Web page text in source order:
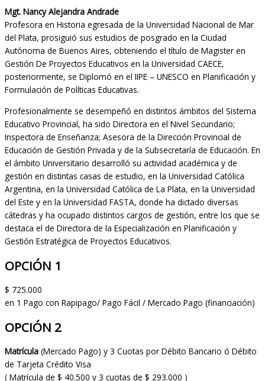
Mgt. Nancy Alejandra Andrade
Profesora en Historia egresada de la Universidad Nacional de Mar
del Plata, prosiguió sus estudios de posgrado en la Ciudad
Autónoma de Buenos Aires, obteniendo el título de Magister en
Gestión De Proyectos Educativos en la Universidad CAECE,
posteriormente, se Diplomó en el IIPE – UNESCO en Planificación y
Formulación de Políticas Educativas.
Profesionalmente se desempeñó en distintos ámbitos del Sistema
Educativo Provincial, ha sido Directora en el Nivel Secundario;
Inspectora de Enseñanza; Asesora de la Dirección Provincial de
Educación de Gestión Privada y de la Subsecretaría de Educación. En
el ámbito Universitario desarrolló su actividad académica y de
gestión en distintas casas de estudio, en la Universidad Católica
Argentina, en la Universidad Católica de La Plata, en la Universidad
del Este y en la Universidad FASTA, donde ha dictado diversas
cátedras y ha ocupado distintos cargos de gestión, entre los que se
destaca el de Directora de la Especialización en Planificación y
Gestión Estratégica de Proyectos Educativos.
OPCIÓN 1
$ 725.000
en 1 Pago con Rapipago/ Pago Fácil / Mercado Pago (financiación)
OPCIÓN 2
Matrícula (Mercado Pago) y 3 Cuotas por Débito Bancario ó Débito
de Tarjeta Crédito Visa
( Matrícula de $ 40.500 y 3 cuotas de $ 293.000 )